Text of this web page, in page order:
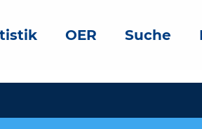
OER Suche